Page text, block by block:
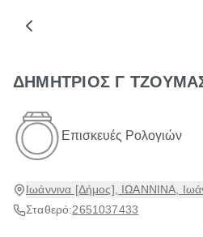
ΔΗΜΗΤΡΙΟΣ Γ
Επισκευές Ρολογιών
Ιωάννινα [Δήμος], ΙΩΑΝΝΙΝΑ,
Σταθερό:2651037433